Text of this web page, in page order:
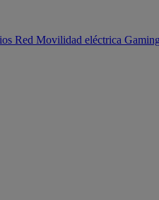
Red Movilidad eléctrica